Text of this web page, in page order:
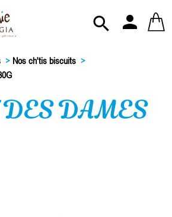
 person
> Nos ch'tis biscuits >
DAMES